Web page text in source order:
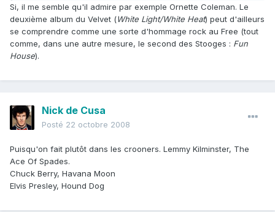
Si, il me semble qu'il admire par exemple Ornette Coleman. Le
deuxième album du Velvet (White Light/White Heat) peut d'ailleurs
se comprendre comme une sorte d'hommage rock au Free (tout
comme, dans une autre mesure, le second des Stooges : Fun
House).
Nick de Cusa
Posté 22 octobre 2008
Puisqu'on fait plutôt dans les crooners. Lemmy Kilminster, The
Ace Of Spades.
Chuck Berry, Havana Moon
Elvis Presley, Hound Dog